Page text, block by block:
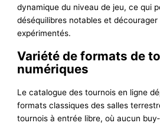
dynamique du niveau de jeu, ce qui
déséquilibres notables et
expérimentés.
Variété de formats de
numériques
Le catalogue des tournois en ligne
formats classiques des salles
tournois à entrée libre, où aucun